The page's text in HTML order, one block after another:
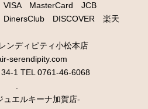
VISA MasterCard JCB
DinersClub DISCOVER 楽天
ンディピティ小松本店
serendipity.com
1 TEL 0761-46-6068
ュエルキーナ加賀店-